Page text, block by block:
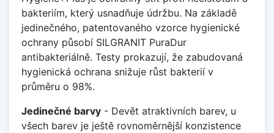
bakteriím, který usnadňuje údržbu. Na základě
jedinečného, patentovaného vzorce hygienické
ochrany působí SILGRANIT PuraDur
antibakteriálně. Testy prokazují, že zabudovaná
hygienická ochrana snižuje růst bakterií v
průměru o 98%.
Jedinečné barvy - Devět atraktivních barev, u
všech barev je ještě rovnoměrnější konzistence